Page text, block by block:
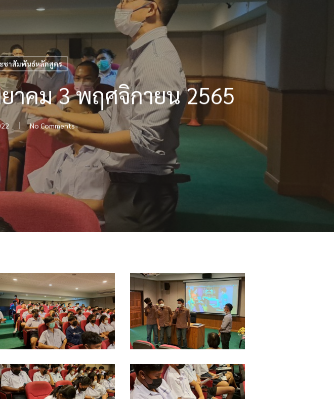
ชาสัมพันธ์หลักสูตร
าคม 3 พฤศจิกายน 2565
No Comments
LINE_ALBUM_แนะแนว
รร.ท่า
ข้าม
พิทยา
รร.สวน
ป่า
เขา
ชะ
อางค์
LINE_ALBUM_แนะแนว
รร.ท่า
ข้าม
พิทยา
รร.สวน
ป่า
เขา
ชะ
อางค์
LINE_ALBUM_แนะแนว
รร.ท่า
LINE_ALBUM_แนะแนว
รร.ท่า